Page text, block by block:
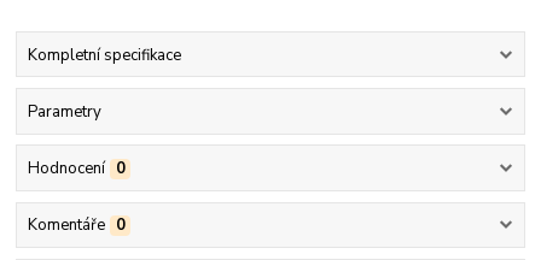
Kompletní specifikace
Parametry
Hodnocení 0
Komentáře 0